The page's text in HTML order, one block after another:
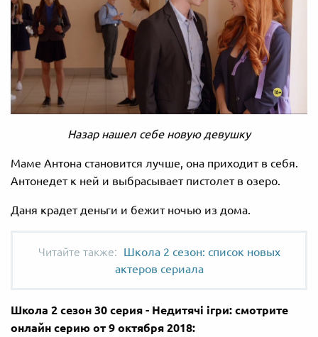
Назар нашел себе новую девушку
Маме Антона становится лучше, она приходит в себя.
Антонедет к ней и выбрасывает пистолет в озеро.
Даня крадет деньги и бежит ночью из дома.
Школа 2 сезон: список новых
актеров сериала
Школа 2 сезон 30 серия - Недитячі ігри: смотрите
онлайн серию от 9 октября 2018​: